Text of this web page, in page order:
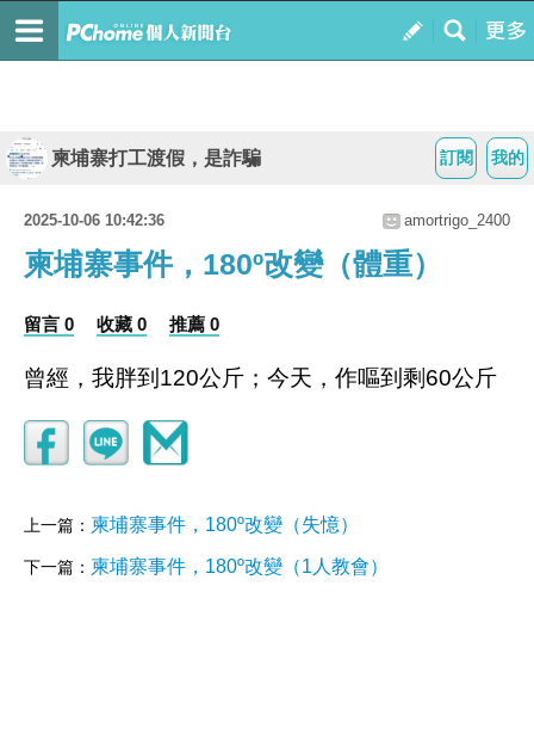
我的
訂閱
柬埔寨打工渡假，是詐騙
2025-10-06 10:42:36 amortrigo_2400
柬埔寨事件，180º改變（體重）
留言 0 收藏 0 推薦 0
曾經，我胖到120公斤；今天，作嘔到剩60公斤
上一篇： 柬埔寨事件，180º改變（失憶）
下一篇： 柬埔寨事件，180º改變（1人教會）